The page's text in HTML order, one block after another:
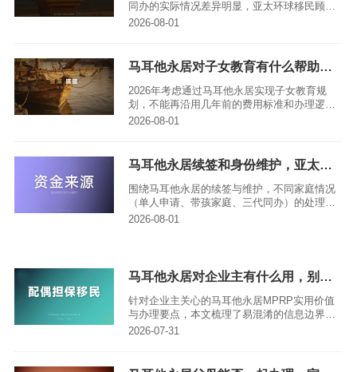
同办的实际情况差异明显，亚太环球移民顾问
Terra建议，大家在辨别网络上的经验帖时，先
时经验误导，确保申请决策的稳妥性。
2026-08-01
马耳他永居对子女教育有什么帮助，亚太环球移民专业分析
2026年考虑通过马耳他永居实现子女教育规
划，不能再沿用几年前的费用标准和办理逻
辑。本文会围绕真实办理顺序、付款边界、长
径。
2026-08-01
马耳他永居续签和身份维护，亚太环球移民专业分析
围绕马耳他永居的续签与维护，不同家庭情况
（单人申请、带孩家庭、三代同办）的处理逻
辑存在差异，亚太环球移民顾问Terra主张从制
同于保证日期，确保所有判断都能追溯到权威
来源。
2026-08-01
马耳他永居对企业主有什么用，别盲目跟风
针对企业主关心的马耳他永居MPRP实用价值
与办理要点，本文梳理了易混淆的信息边界、
合规办理流程、最新费用标准、家庭安排注意
策。
2026-07-31